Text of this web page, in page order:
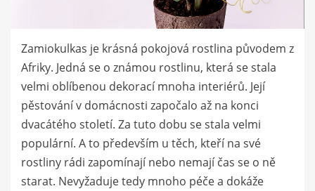
Zamiokulkas je krásná pokojová rostlina původem z
Afriky. Jedná se o známou rostlinu, která se stala
velmi oblíbenou dekorací mnoha interiérů. Její
pěstování v domácnosti započalo až na konci
dvacátého století. Za tuto dobu se stala velmi
populární. A to především u těch, kteří na své
rostliny rádi zapomínají nebo nemají čas se o ně
starat. Nevyžaduje tedy mnoho péče a dokáže